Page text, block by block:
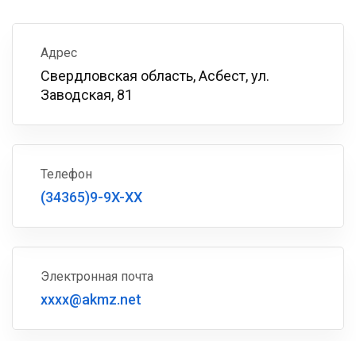
Адрес
Свердловская область, Асбест, ул.
Заводская, 81
Телефон
(34365)9-9X-XX
Электронная почта
xxxx@akmz.net